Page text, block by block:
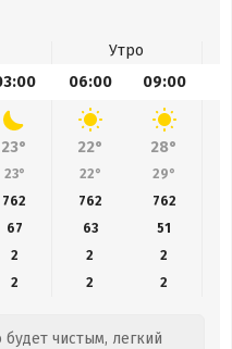
Утро
06:00 09:00
23° 22° 28°
23° 22° 29°
762 762 762
67 63 51
2 2
2
2 2 2
чистым, легкий